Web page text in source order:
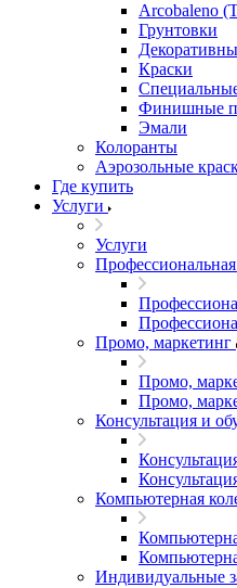
Arcobaleno
Грунтовки
Краски
Финишные
Эмали
Колоранты
Аэрозольные
Где купить
Услуги
Услуги
Промо, маркетинг
Промо,
Промо,
Консультация и
Компьютерная
Индивидуальные